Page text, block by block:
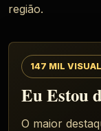
região.
147 MIL
Eu Estou
O maior